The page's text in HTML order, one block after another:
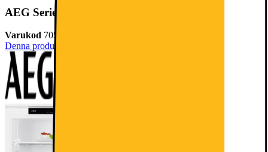
AEG Serie 5000 Kylskåp OSK5O88EF (integrerat)
Varukod 705776
Denna produkt har ännu inte blivit bedömd.